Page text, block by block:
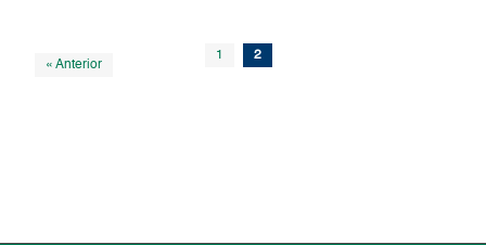
« Anterior
1 2